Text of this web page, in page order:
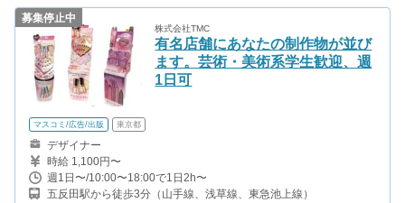
募集停止中
株式会社TMC
有名店舗にあなたの制作物が並び
ます。芸術・美術系学生歓迎、週
1日可
マスコミ/広告/出版 東京都
デザイナー
時給 1,100円〜
週1日〜/10:00〜18:00で1日2h〜
五反田駅から徒歩3分（山手線、浅草線、東急池上線）